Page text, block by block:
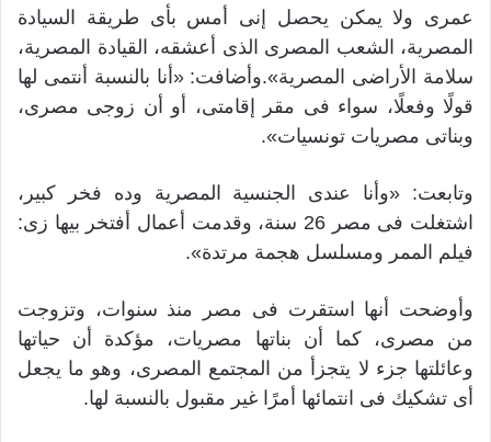
عمرى ولا يمكن يحصل إنى أمس بأى طريقة السيادة
المصرية، الشعب المصرى الذى أعشقه، القيادة المصرية،
سلامة الأراضى المصرية».وأضافت: «أنا بالنسبة أنتمى لها
قولًا وفعلًا، سواء فى مقر إقامتى، أو أن زوجى مصرى،
وبناتى مصريات تونسيات».
وتابعت: «وأنا عندى الجنسية المصرية وده فخر كبير،
اشتغلت فى مصر 26 سنة، وقدمت أعمال أفتخر بيها زى:
فيلم الممر ومسلسل هجمة مرتدة».
وأوضحت أنها استقرت فى مصر منذ سنوات، وتزوجت
من مصرى، كما أن بناتها مصريات، مؤكدة أن حياتها
وعائلتها جزء لا يتجزأ من المجتمع المصرى، وهو ما يجعل
أى تشكيك فى انتمائها أمرًا غير مقبول بالنسبة لها.